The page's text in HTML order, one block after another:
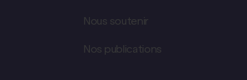
Nous soutenir
Nos publications